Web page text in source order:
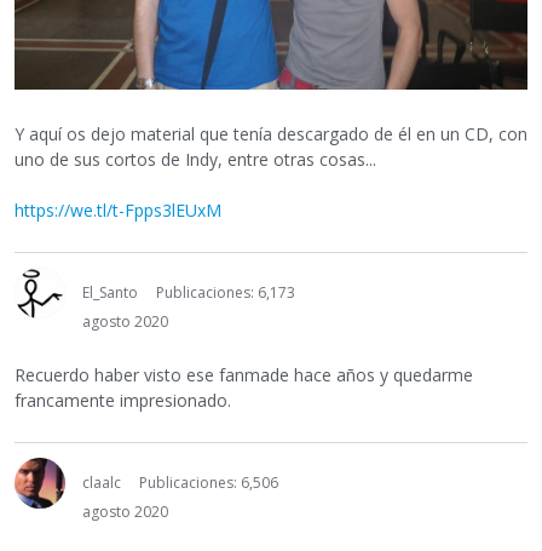
Y aquí os dejo material que tenía descargado de él en un CD, con
uno de sus cortos de Indy, entre otras cosas...
https://we.tl/t-Fpps3lEUxM
El_Santo
Publicaciones: 6,173
agosto 2020
Recuerdo haber visto ese fanmade hace años y quedarme
francamente impresionado.
claalc
Publicaciones: 6,506
agosto 2020